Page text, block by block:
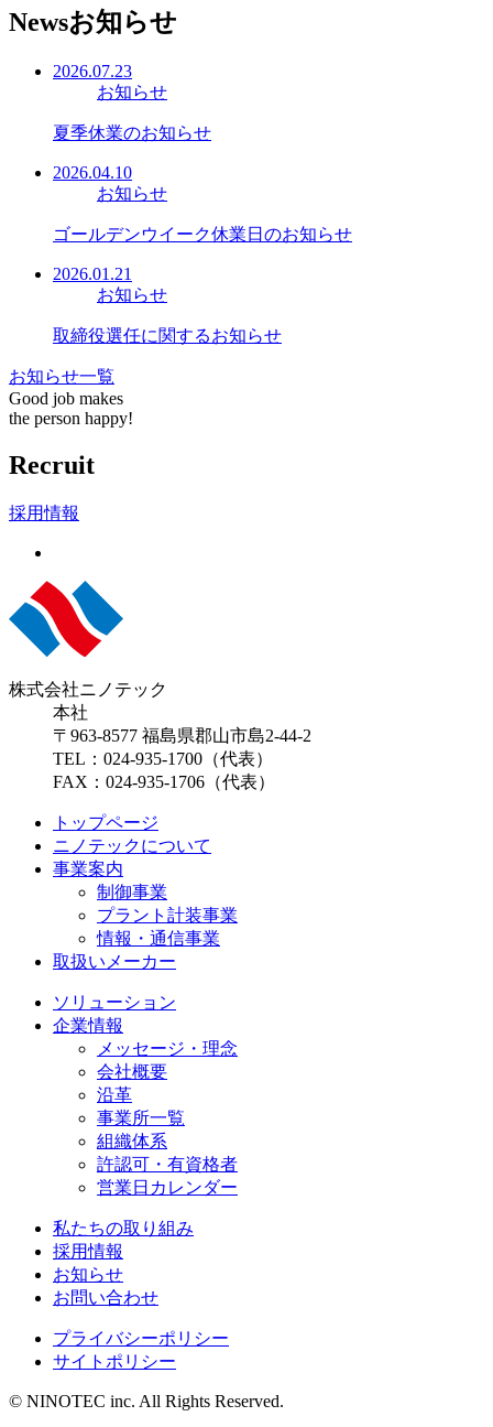
Newsお知らせ
2026.07.23
お知らせ
夏季休業のお知らせ
2026.04.10
お知らせ
ゴールデンウイーク休業日のお知らせ
2026.01.21
お知らせ
取締役選任に関するお知らせ
お知らせ一覧
Good job makes
the person happy!
Recruit
採用情報
株式会社ニノテック
本社
〒963-8577 福島県郡山市島2-44-2
TEL：024-935-1700（代表）
FAX：024-935-1706（代表）
トップページ
ニノテックについて
事業案内
制御事業
プラント計装事業
情報・通信事業
取扱いメーカー
ソリューション
企業情報
メッセージ・理念
会社概要
沿革
事業所一覧
組織体系
許認可・有資格者
営業日カレンダー
私たちの取り組み
採用情報
お知らせ
お問い合わせ
プライバシーポリシー
サイトポリシー
© NINOTEC inc. All Rights Reserved.